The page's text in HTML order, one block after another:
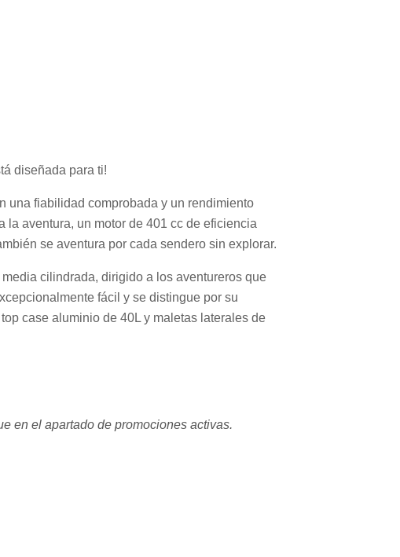
diseñada para ti!
una fiabilidad comprobada y un rendimiento
la aventura, un motor de 401 cc de eficiencia
se aventura por cada sendero sin explorar.
cilindrada, dirigido a los aventureros que
fácil y se distingue por su
case aluminio de 40L y maletas laterales de
en el apartado de promociones activas.